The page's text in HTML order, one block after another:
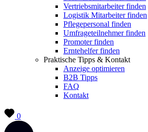
Vertriebsmitarbeiter finden
Logistik Mitarbeiter finden
Pflegepersonal finden
Umfrageteilnehmer finden
Promoter finden
Erntehelfer finden
Praktische Tipps & Kontakt
Anzeige optimieren
B2B Tipps
FAQ
Kontakt
0